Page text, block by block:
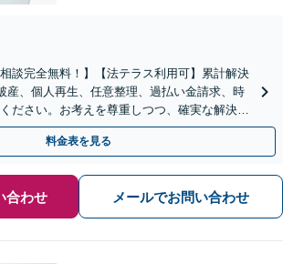
談完全無料！】【法テラス利用可】累計解決
産、個人再生、任意整理、過払い金請求、時
ださい。お考えを尊重しつつ、確実な解決を
相談可】【弁護士歴15年以上】
料金表を見る
合わせ メールでお問い合わせ